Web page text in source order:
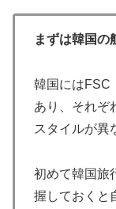
まずは韓国の
韓国にはFSC
あり、それぞ
スタイルが異
初めて韓国旅
握しておくと